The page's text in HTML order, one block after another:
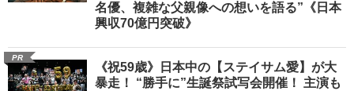
名優、複雑な父親像への想いを語る”《日本
興収70億円突破》
PR
《祝59歳》日本中の【ステイサム愛】が大
暴走！ “勝手に”生誕祭試写会開催！ 主演も